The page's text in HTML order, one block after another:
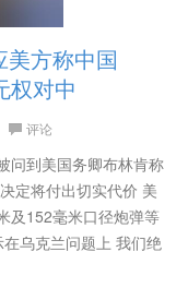
方称中国
权对中
评论
问到美国务卿布林肯称
定将付出切实代价 美
及152毫米口径炮弹等
乌克兰问题上 我们绝